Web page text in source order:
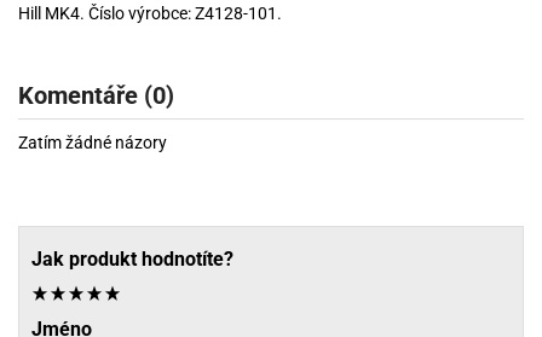
Hill MK4. Číslo výrobce: Z4128-101.
Komentáře (0)
Zatím žádné názory
Jak produkt hodnotíte?
Jméno